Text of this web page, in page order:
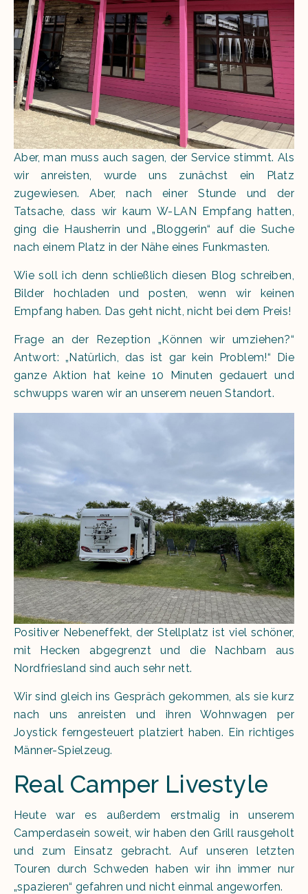
Aber, man muss auch sagen, der Service stimmt. Als
wir anreisten, wurde uns zunächst ein Platz
zugewiesen. Aber, nach einer Stunde und der
Tatsache, dass wir kaum W-LAN Empfang hatten,
ging die Hausherrin und „Bloggerin“ auf die Suche
nach einem Platz in der Nähe eines Funkmasten.
Wie soll ich denn schließlich diesen Blog schreiben,
Bilder hochladen und posten, wenn wir keinen
Empfang haben. Das geht nicht, nicht bei dem Preis!
Frage an der Rezeption „Können wir umziehen?“
Antwort: „Natürlich, das ist gar kein Problem!“ Die
ganze Aktion hat keine 10 Minuten gedauert und
schwupps waren wir an unserem neuen Standort.
Positiver Nebeneffekt, der Stellplatz ist viel schöner,
mit Hecken abgegrenzt und die Nachbarn aus
Nordfriesland sind auch sehr nett.
Wir sind gleich ins Gespräch gekommen, als sie kurz
nach uns anreisten und ihren Wohnwagen per
Joystick ferngesteuert platziert haben. Ein richtiges
Männer-Spielzeug.
Real Camper Livestyle
Heute war es außerdem erstmalig in unserem
Camperdasein soweit, wir haben den Grill rausgeholt
und zum Einsatz gebracht. Auf unseren letzten
Touren durch Schweden haben wir ihn immer nur
„spazieren“ gefahren und nicht einmal angeworfen.